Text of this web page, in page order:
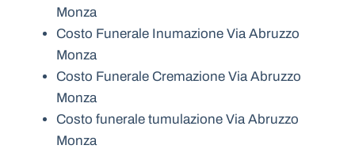
Monza
Costo Funerale Inumazione Via Abruzzo
Monza
Costo Funerale Cremazione Via Abruzzo
Monza
Costo funerale tumulazione Via Abruzzo
Monza